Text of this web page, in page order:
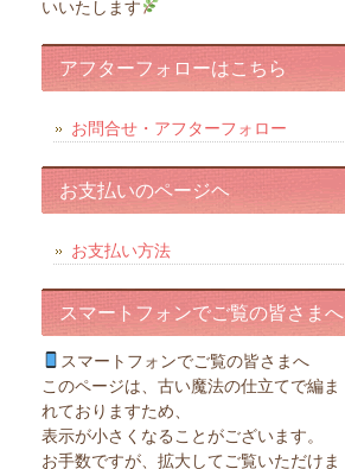
いいたします
アフターフォローはこちら
お問合せ・アフターフォロー
お支払いのページヘ
お支払い方法
スマートフォンでご覧の皆さまへ
スマートフォンでご覧の皆さまへ
このページは、古い魔法の仕立てで編ま
れておりますため、
表示が小さくなることがございます。
お手数ですが、拡大してご覧いただけま